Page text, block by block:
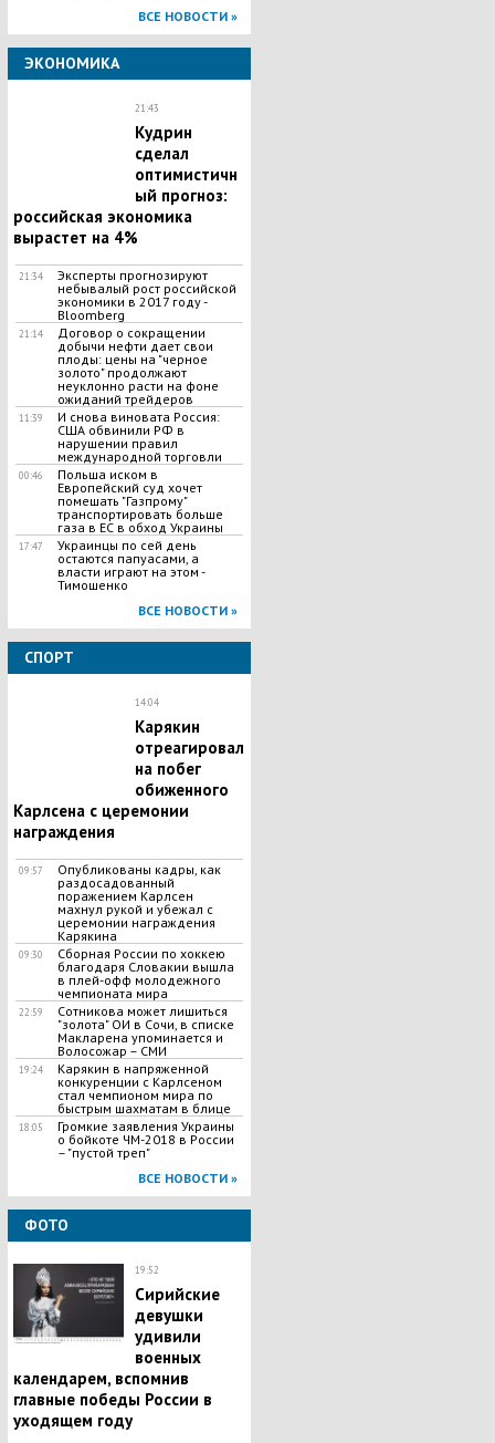
ВСЕ НОВОСТИ »
ЭКОНОМИКА
21:43
Кудрин
сделал
оптимистичн
ый прогноз:
российская экономика
вырастет на 4%
21:34
Эксперты прогнозируют
небывалый рост российской
экономики в 2017 году -
Bloomberg
21:14
Договор о сокращении
добычи нефти дает свои
плоды: цены на "черное
золото" продолжают
неуклонно расти на фоне
ожиданий трейдеров
11:39
И снова виновата Россия:
США обвинили РФ в
нарушении правил
международной торговли
00:46
Польша иском в
Европейский суд хочет
помешать "Газпрому"
транспортировать больше
газа в ЕС в обход Украины
17:47
Украинцы по сей день
остаются папуасами, а
власти играют на этом -
Тимошенко
ВСЕ НОВОСТИ »
СПОРТ
14:04
Карякин
отреагировал
на побег
обиженного
Карлсена с церемонии
награждения
09:57
Опубликованы кадры, как
раздосадованный
поражением Карлсен
махнул рукой и убежал с
церемонии награждения
Карякина
09:30
Сборная России по хоккею
благодаря Словакии вышла
в плей-офф молодежного
чемпионата мира
22:59
Сотникова может лишиться
"золота" ОИ в Сочи, в списке
Макларена упоминается и
Волосожар – СМИ
19:24
Карякин в напряженной
конкуренции с Карлсеном
стал чемпионом мира по
быстрым шахматам в блице
18:05
Громкие заявления Украины
о бойкоте ЧМ-2018 в России
– "пустой треп"
ВСЕ НОВОСТИ »
ФОТО
19:52
Сирийские
девушки
удивили
военных
календарем, вспомнив
главные победы России в
уходящем году